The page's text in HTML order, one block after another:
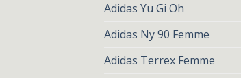
Adidas Yu Gi Oh
Adidas Ny 90 Femme
Adidas Terrex Femme